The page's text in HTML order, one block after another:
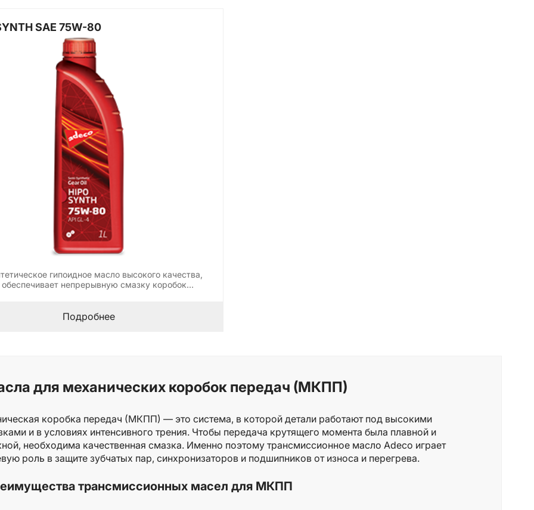
SAE 75W-80
гипоидное масло высокого качества,
обеспечивает непрерывную смазку коробок…
Подробнее
для механических коробок передач (МКПП)
коробка передач (МКПП) — это система, в которой детали работают под высокими
и в условиях интенсивного трения. Чтобы передача крутящего момента была плавной и
необходима качественная смазка. Именно поэтому трансмиссионное масло Adeco играет
роль в защите зубчатых пар, синхронизаторов и подшипников от износа и перегрева.
трансмиссионных масел для МКПП